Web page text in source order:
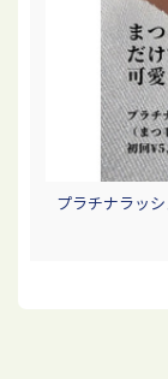
プラチナラッ